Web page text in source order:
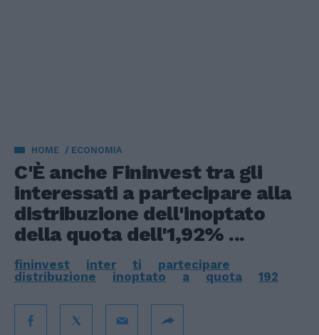
HOME ECONOMIA
C'È anche Fininvest tra gli
interessati a partecipare alla
distribuzione dell'inoptato
della quota dell'1,92% ...
fininvest inter ti
partecipare
distribuzione
inoptato a quota 192